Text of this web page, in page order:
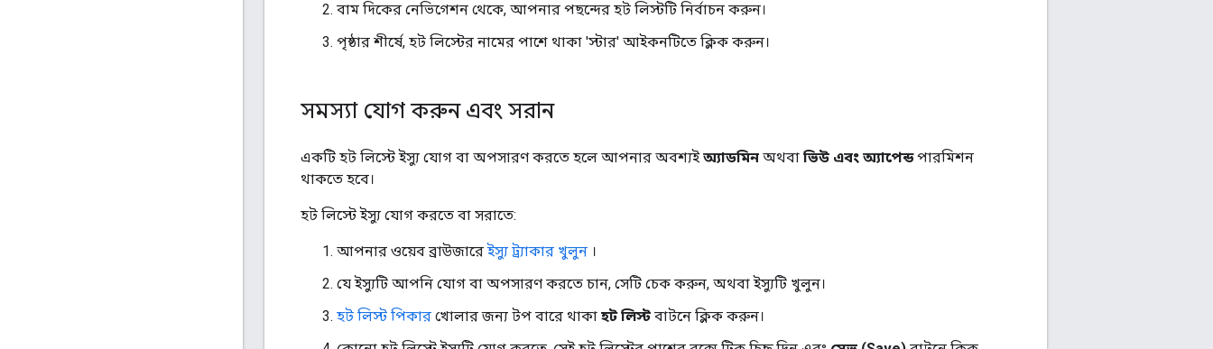
বাম দিকের নেভিগেশন থেকে, আপনার পছন্দের হট লিস্টটি নির্বাচন করুন।
পৃষ্ঠার শীর্ষে, হট লিস্টের নামের পাশে থাকা 'স্টার' আইকনটিতে ক্লিক করুন।
সমস্যা যোগ করুন এবং সরান
একটি হট লিস্টে ইস্যু যোগ বা অপসারণ করতে হলে আপনার অবশ্যইঅ্যাডমিন অথবা ভিউ এবং অ্যাপেন্ডপারমিশন
থাকতে হবে।
হট লিস্টে ইস্যু যোগ করতে বা সরাতে:
আপনার ওয়েব ব্রাউজারেইস্যু ট্র্যাকার খুলুন ।
যে ইস্যুটি আপনি যোগ বা অপসারণ করতে চান, সেটি চেক করুন, অথবা ইস্যুটি খুলুন।
হট লিস্ট পিকার খোলার জন্য টপ বারে থাকা হট লিস্ট বাটনে ক্লিক করুন।